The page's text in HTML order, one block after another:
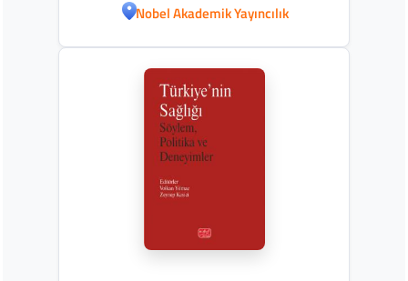
Nobel Akademik Yayıncılık